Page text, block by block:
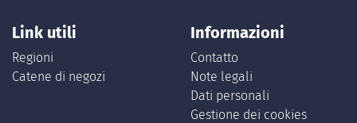
Link utili
Regioni
Catene di negozi
Informazioni
Contatto
Note legali
Dati personali
Gestione dei cookies